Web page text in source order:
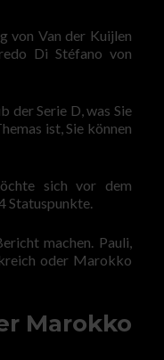
von Van der Kuijlen
Di Stéfano von
der Serie D, was Sie
ist, Sie können
sich vor dem
Statuspunkte.
machen. Pauli,
oder Marokko
Marokko